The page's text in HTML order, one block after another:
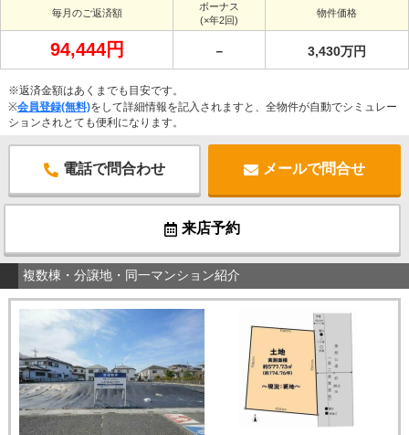
毎月のご返済額
ボーナス
(×年2回)
物件価格
94,444円 － 3,430万円
※返済金額はあくまでも目安です。
※会員登録(無料)をして詳細情報を記入されますと、全物件が自動でシミュレー
ションされとても便利になります。
電話で問合わせ メールで問合せ
来店予約
複数棟・分譲地・同一マンション紹介